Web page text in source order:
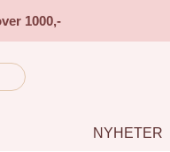
1000,-
NYHETER